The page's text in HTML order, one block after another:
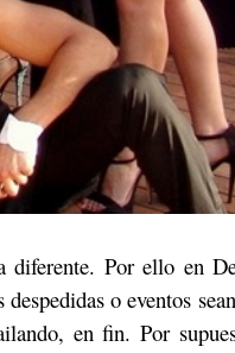
diferente. Por ello en
o eventos
en fin. Por